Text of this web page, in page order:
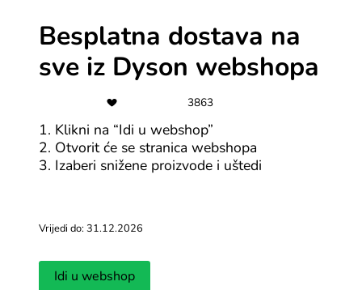
Više o Kupaona Rea
opremu, spajajući moderan dizajn s vrhunskim
Besplatna dostava na
sve iz Dyson webshopa
3863
1. Klikni na “Idi u webshop”
2. Otvorit će se stranica webshopa
3. Izaberi snižene proizvode i uštedi
Vrijedi do: 31.12.2026
Idi u webshop